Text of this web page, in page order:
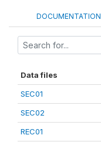
DOCUMENTATION
Data files
SEC01
SEC02
REC01